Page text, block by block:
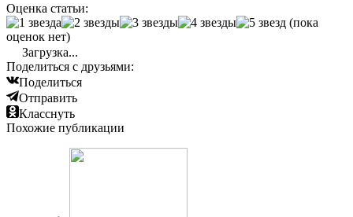
Оценка статьи:
(пока
оценок нет)
Загрузка...
Поделиться с друзьями:
Поделиться
Отправить
Класснуть
Похожие публикации